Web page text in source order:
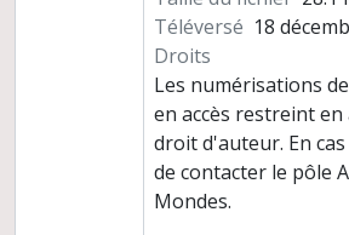
Téléversé 18
Droits
Les numérisations
en accès restreint
droit d'auteur. En
de contacter le pôle
Mondes.